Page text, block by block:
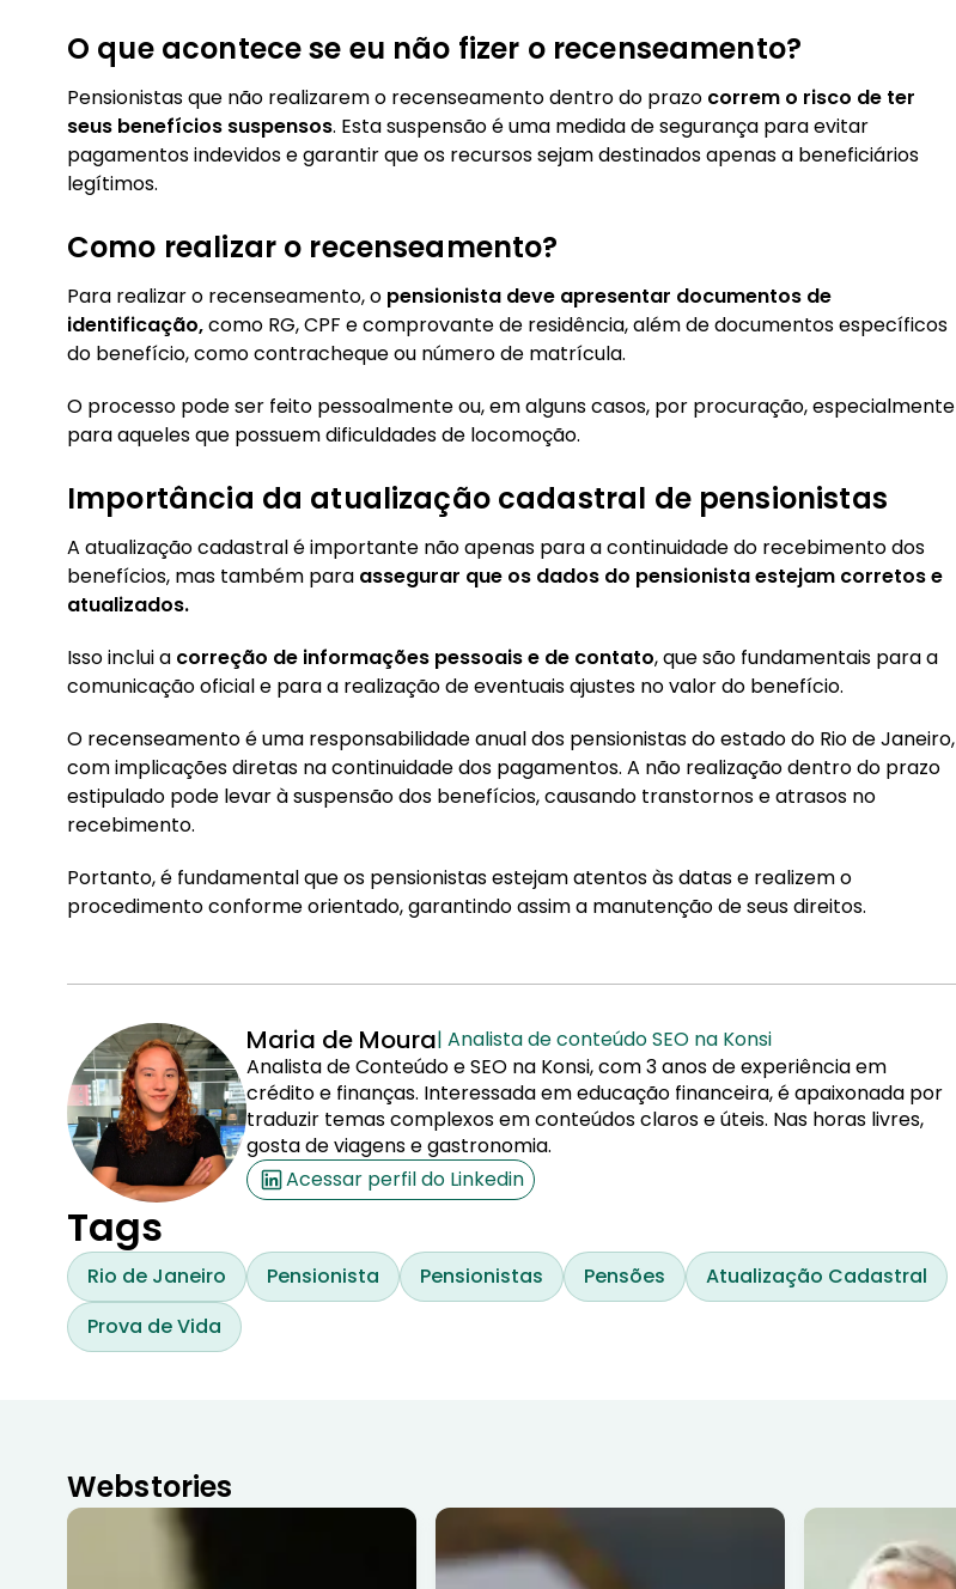
O que acontece se eu não fizer o recenseamento?
Pensionistas que não realizarem o recenseamento dentro do prazo correm o risco de ter
seus benefícios suspensos. Esta suspensão é uma medida de segurança para evitar
pagamentos indevidos e garantir que os recursos sejam destinados apenas a beneficiários
legítimos.
Como realizar o recenseamento?
Para realizar o recenseamento, o pensionista deve apresentar documentos de
identificação,como RG, CPF e comprovante de residência, além de documentos específicos
do benefício, como contracheque ou número de matrícula.
O processo pode ser feito pessoalmente ou, em alguns casos, por procuração, especialmente
para aqueles que possuem dificuldades de locomoção.
Importância da atualização cadastral de pensionistas
A atualização cadastral é importante não apenas para a continuidade do recebimento dos
benefícios, mas também para assegurar que os dados do pensionista estejam corretos e
atualizados.
Isso inclui a correção de informações pessoais e de contato, que são fundamentais para a
comunicação oficial e para a realização de eventuais ajustes no valor do benefício.
O recenseamento é uma responsabilidade anual dos pensionistas do estado do Rio de Janeiro,
com implicações diretas na continuidade dos pagamentos. A não realização dentro do prazo
estipulado pode levar à suspensão dos benefícios, causando transtornos e atrasos no
recebimento.
Portanto, é fundamental que os pensionistas estejam atentos às datas e realizem o
procedimento conforme orientado, garantindo assim a manutenção de seus direitos.
Maria de Moura| Analista de conteúdo SEO na Konsi
Analista de Conteúdo e SEO na Konsi, com 3 anos de experiência em
crédito e finanças. Interessada em educação financeira, é apaixonada por
traduzir temas complexos em conteúdos claros e úteis. Nas horas livres,
gosta de viagens e gastronomia.
Acessar perfil do Linkedin
Tags
Rio de Janeiro Pensionista Pensionistas Pensões
Atualização Cadastral
Prova de Vida
Webstories